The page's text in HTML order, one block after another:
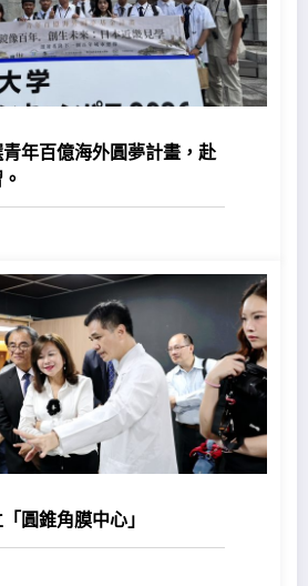
年百億海外圓夢計畫，赴
圓錐角膜中心」